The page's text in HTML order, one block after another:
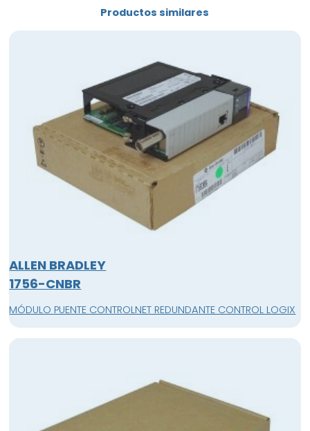
Productos similares
ALLEN BRADLEY
1756-CNBR
MÓDULO PUENTE CONTROLNET REDUNDANTE CONTROL LOGIX